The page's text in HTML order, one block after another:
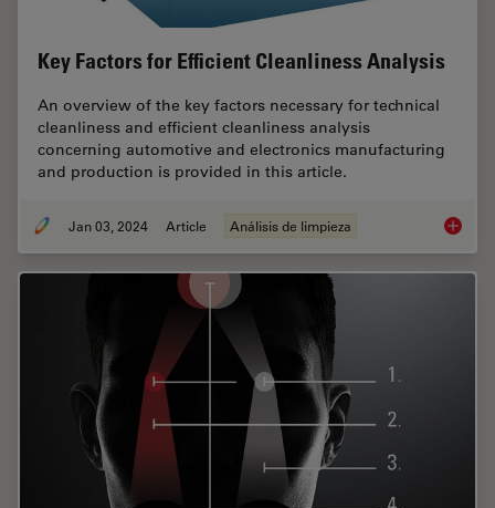
Key Factors for Efficient Cleanliness Analysis
An overview of the key factors necessary for technical
cleanliness and efficient cleanliness analysis
concerning automotive and electronics manufacturing
and production is provided in this article.
Jan 03, 2024 Article Análisis de limpieza Key